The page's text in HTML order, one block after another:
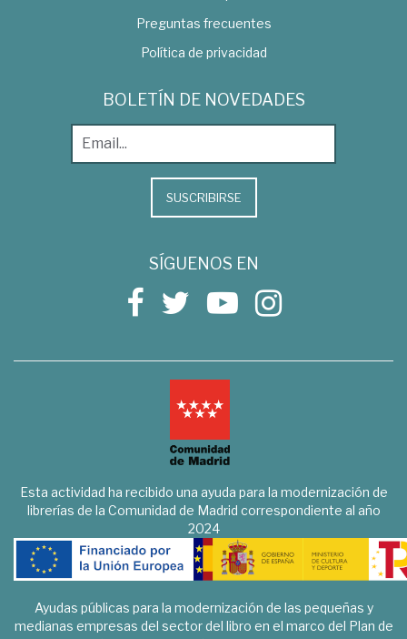
Preguntas frecuentes
Política de privacidad
BOLETÍN DE NOVEDADES
SUSCRIBIRSE
SÍGUENOS EN
Esta actividad ha recibido una ayuda para la modernización de
librerías de la Comunidad de Madrid correspondiente al año
2024
Ayudas públicas para la modernización de las pequeñas y
medianas empresas del sector del libro en el marco del Plan de